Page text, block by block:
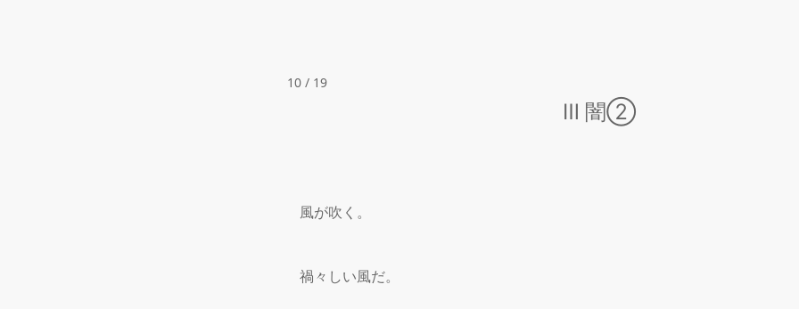
10 / 19
Ⅲ 闇②
風が吹く。
禍々しい風だ。